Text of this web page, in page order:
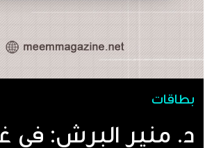
بطاقات
‏د. منير البرش: في